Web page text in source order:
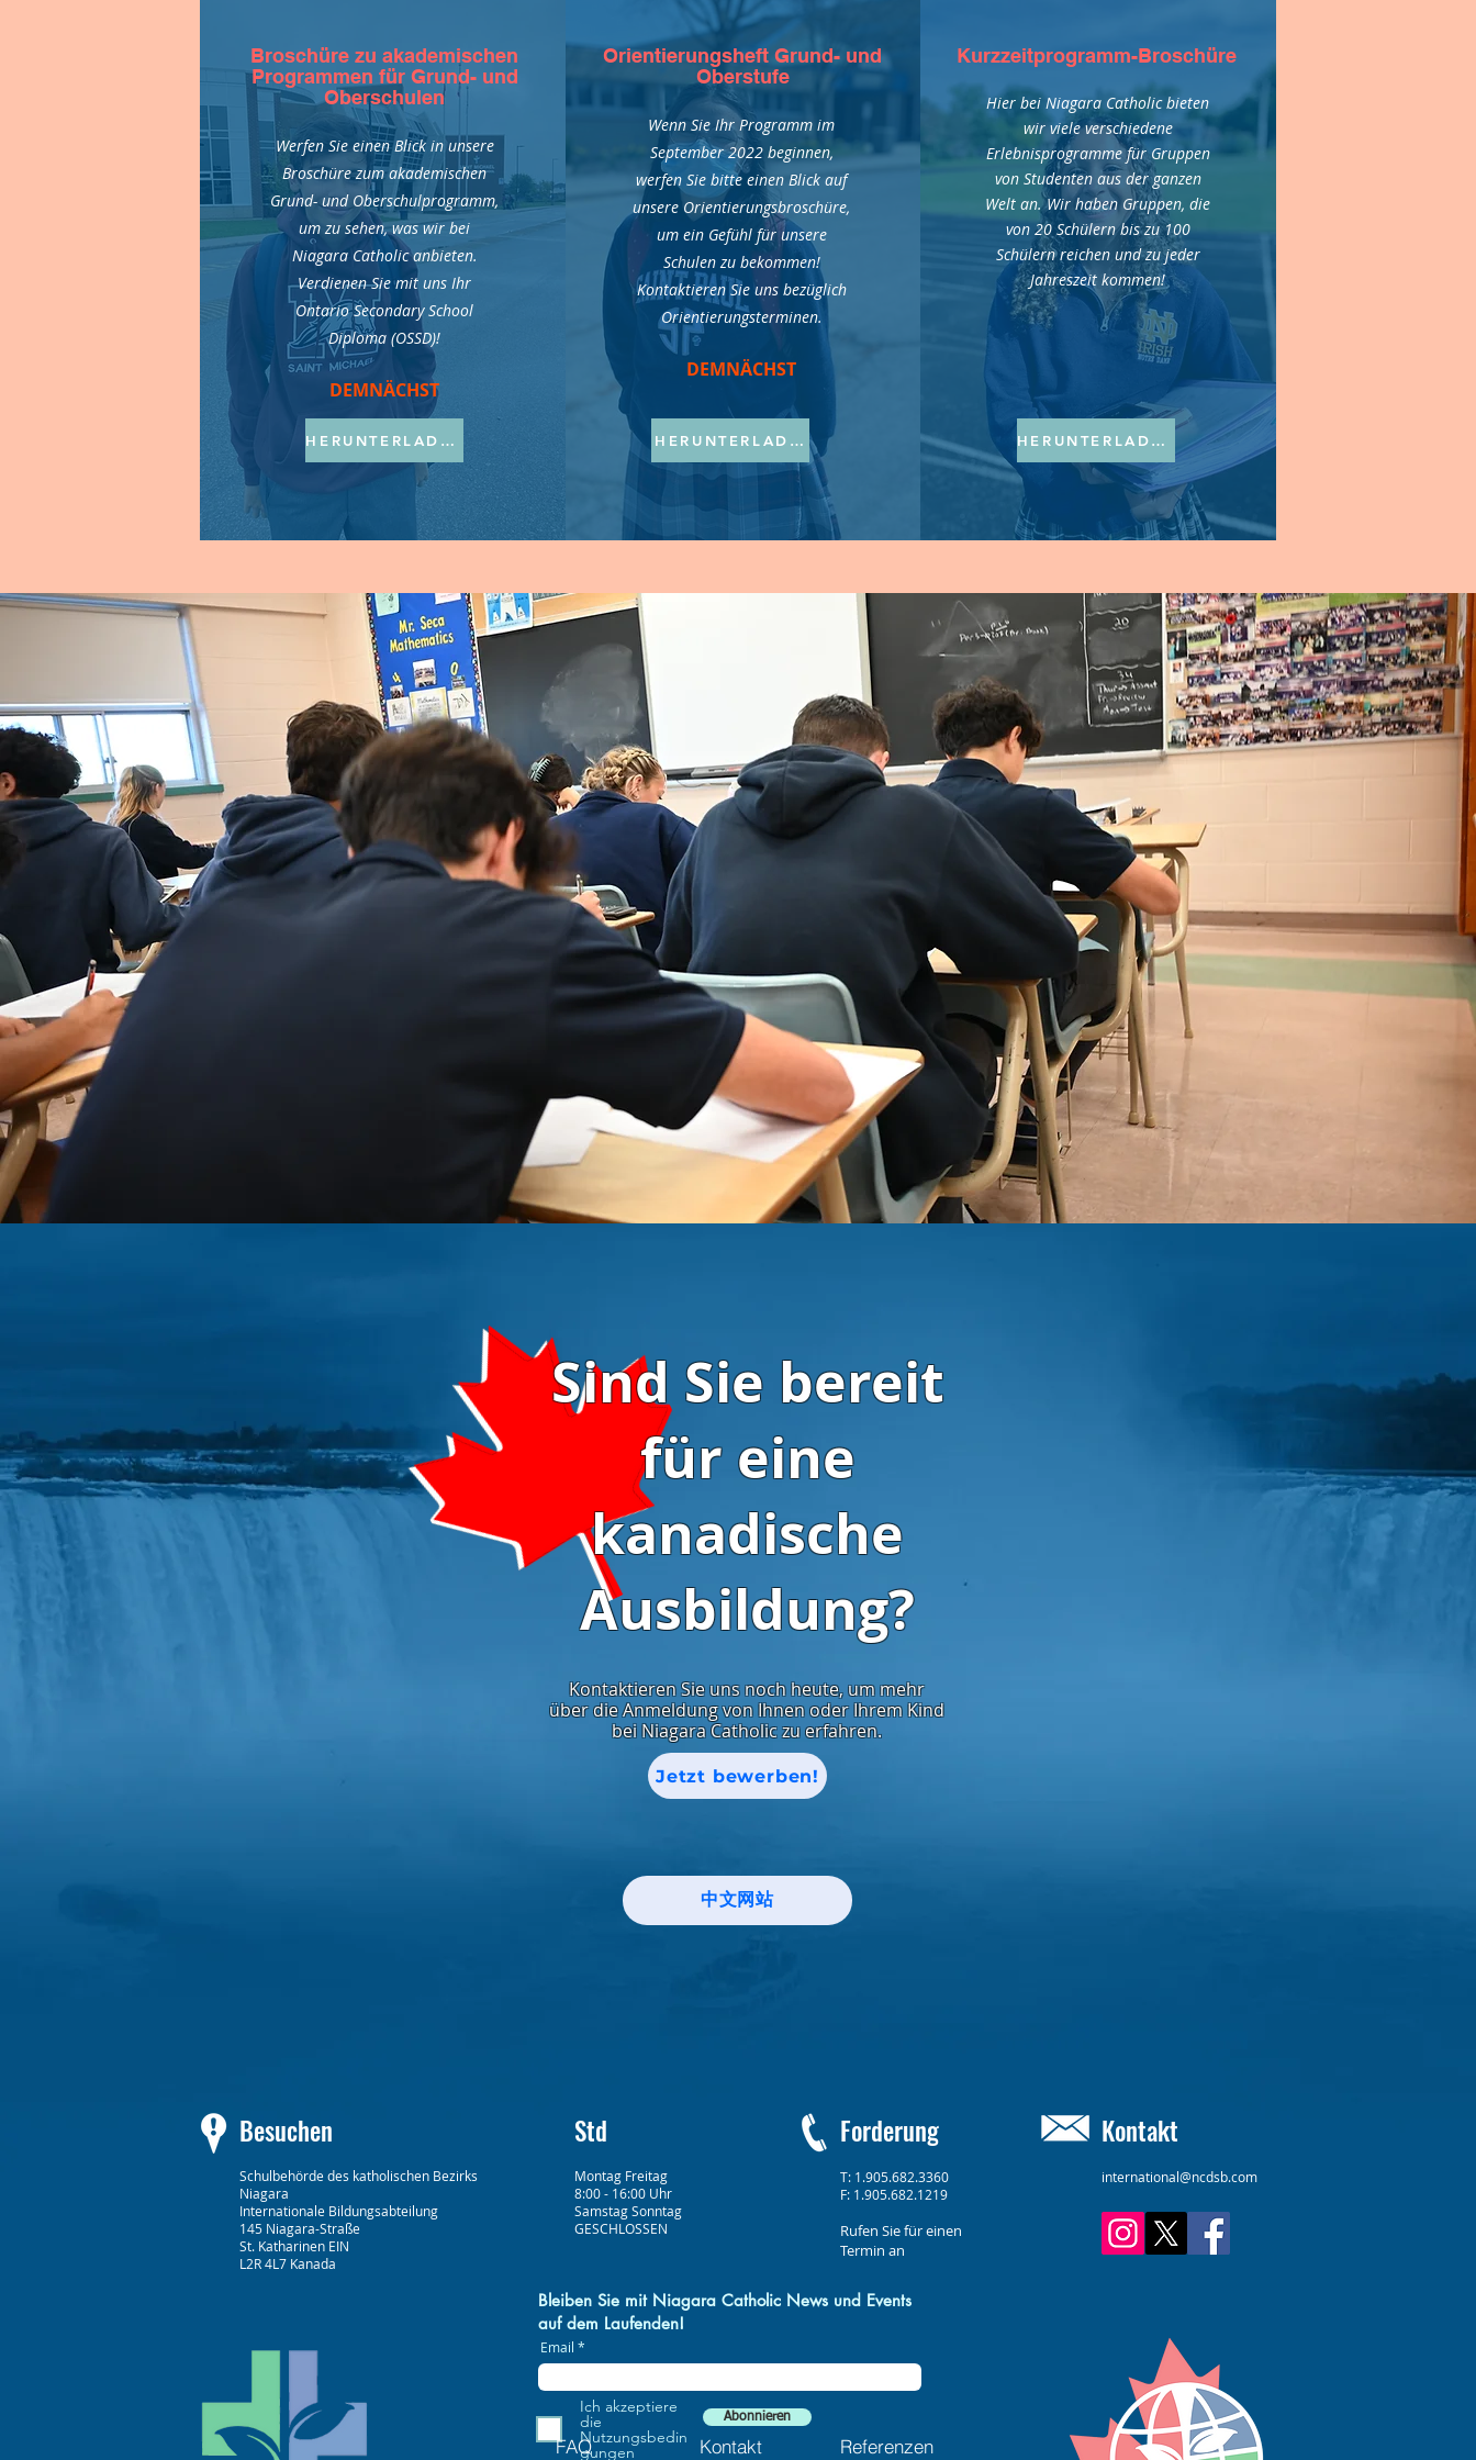
Broschüre zu akademischen
Programmen für Grund- und
Oberschulen
Werfen Sie einen Blick in unsere
Broschüre zum akademischen
Grund- und Oberschulprogramm,
um zu sehen, was wir bei
Niagara Catholic anbieten.
Verdienen Sie mit uns Ihr
Ontario Secondary School
Diploma (OSSD)!
DEMNÄCHST
HERUNTERLADEN
Orientierungsheft Grund- und
Oberstufe
Wenn Sie Ihr Programm im
September 2022 beginnen,
werfen Sie bitte einen Blick auf
unsere Orientierungsbroschüre,
um ein Gefühl für unsere
Schulen zu bekommen!
Kontaktieren Sie uns bezüglich
Orientierungsterminen.
DEMNÄCHST
HERUNTERLADEN
Kurzzeitprogramm-Broschüre
Hier bei Niagara Catholic bieten
wir viele verschiedene
Erlebnisprogramme für Gruppen
von Studenten aus der ganzen
Welt an. Wir haben Gruppen, die
von 20 Schülern bis zu 100
Schülern reichen und zu jeder
Jahreszeit kommen!
HERUNTERLADEN
Sind Sie bereit
für eine
kanadische
Ausbildung?
Kontaktieren Sie uns noch heute, um mehr
über die Anmeldung von Ihnen oder Ihrem Kind
bei Niagara Catholic zu erfahren.
Jetzt bewerben!
中文网站
Bleiben Sie mit Niagara Catholic News und Events
auf dem Laufenden!
Email
Ich akzeptiere
die
Nutzungsbedin
gungen
Abonnieren
Besuchen
Schulbehörde des katholischen Bezirks
Niagara
Internationale Bildungsabteilung
145 Niagara-Straße
St. Katharinen EIN
L2R 4L7 Kanada
Std
Montag Freitag
8:00 - 16:00 Uhr
Samstag Sonntag
GESCHLOSSEN
Forderung
T: 1.905.682.3360
F: 1.905.682.1219
Rufen Sie für einen
Termin an
Kontakt
international@ncdsb.com
FAQ Kontakt Referenzen